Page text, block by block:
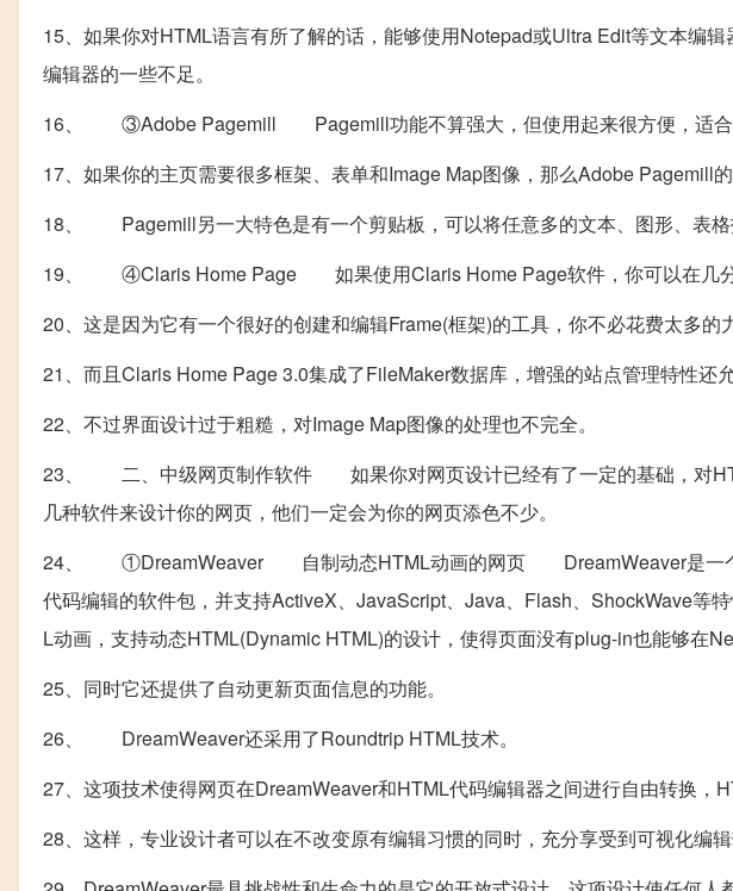
15、如果你对HTML语言有所了解的话，能够使用Notepad或Ultra Edit等文本编
编辑器的一些不足。
16、 ③Adobe Pagemill Pagemill功能不算强大，但使用起来很方便，适合初
17、如果你的主页需要很多框架、表单和Image Map图像，那么Adobe Pagemill的
18、 Pagemill另一大特色是有一个剪贴板，可以将任意多的文本、图形、表格
19、 ④Claris Home Page 如果使用Claris Home Page软件，你可以在几分
20、这是因为它有一个很好的创建和编辑Frame(框架)的工具，你不必花费太多的
21、而且Claris Home Page 3.0集成了FileMaker数据库，增强的站点管理特性还
22、不过界面设计过于粗糙，对Image Map图像的处理也不完全。
23、 二、中级网页制作软件 如果你对网页设计已经有了一定的基础，对
几种软件来设计你的网页，他们一定会为你的网页添色不少。
24、 ①DreamWeaver 自制动态HTML动画的网页 DreamWeaver是一个
代码编辑的软件包，并支持ActiveX、JavaScript、Java、Flash、ShockWave等
L动画，支持动态HTML(Dynamic HTML)的设计，使得页面没有plug-in也能够在
25、同时它还提供了自动更新页面信息的功能。
26、 DreamWeaver还采用了Roundtrip HTML技术。
27、这项技术使得网页在DreamWeaver和HTML代码编辑器之间进行自由转换，
28、这样，专业设计者可以在不改变原有编辑习惯的同时，充分享受到可视化编辑